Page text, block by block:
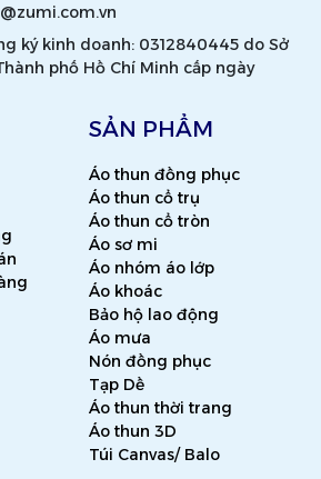
ký kinh doanh: 0312840445 do Sở
phố Hồ Chí Minh cấp ngày
SẢN PHẨM
Áo thun đồng phục
Áo thun cổ trụ
Áo thun cổ tròn
Áo sơ mi
Áo nhóm áo lớp
Áo khoác
Bảo hộ lao động
Áo mưa
Nón đồng phục
Tạp Dề
Áo thun thời trang
Áo thun 3D
Túi Canvas/ Balo